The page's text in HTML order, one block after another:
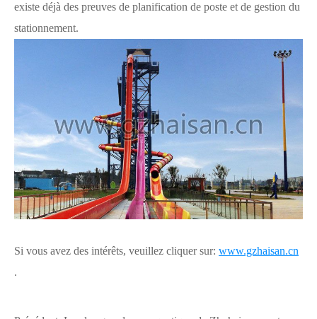
existe déjà des preuves de planification de poste et de gestion du
stationnement.
Si vous avez des intérêts, veuillez cliquer sur: www.gzhaisan.cn
.